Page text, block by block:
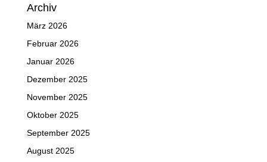
Archiv
März 2026
Februar 2026
Januar 2026
Dezember 2025
November 2025
Oktober 2025
September 2025
August 2025